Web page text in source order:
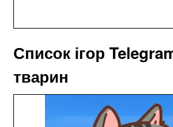
Список ігор
тварин